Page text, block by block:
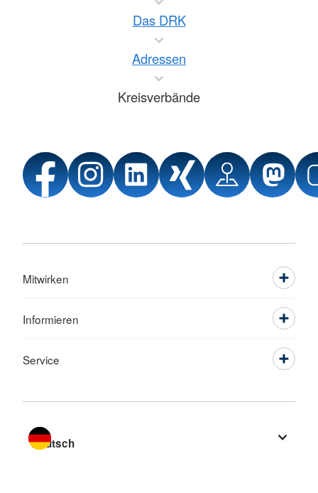
Das DRK
Adressen
Kreisverbände
Mitwirken
Informieren
Service
Sprache wechseln zu